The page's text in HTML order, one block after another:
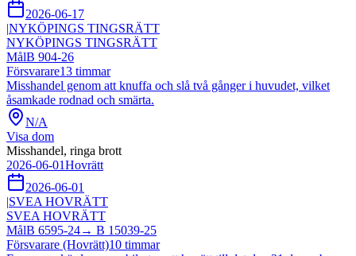
2026-06-17
|NYKÖPINGS TINGSRÄTT
NYKÖPINGS TINGSRÄTT
MålB 904-26
Försvarare13 timmar
Misshandel genom att knuffa och slå två gånger i huvudet, vilket
åsamkade rodnad och smärta.
N/A
Visa dom
Misshandel, ringa brott
2026-06-01Hovrätt
2026-06-01
|SVEA HOVRÄTT
SVEA HOVRÄTT
MålB 6595-24→ B 15039-25
Försvarare (Hovrätt)10 timmar